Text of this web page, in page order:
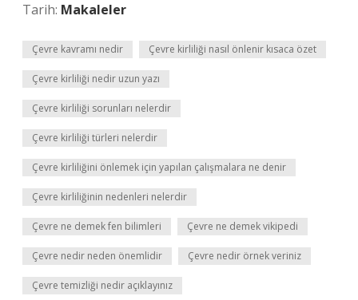
Tarih: Makaleler
Çevre kavramı nedir Çevre kirliliği nasıl önlenir kısaca özet
Çevre kirliliği nedir uzun yazı
Çevre kirliliği sorunları nelerdir
Çevre kirliliği türleri nelerdir
Çevre kirliliğini önlemek için yapılan çalışmalara ne denir
Çevre kirliliğinin nedenleri nelerdir
Çevre ne demek fen bilimleri Çevre ne demek vikipedi
Çevre nedir neden önemlidir Çevre nedir örnek veriniz
Çevre temizliği nedir açıklayınız